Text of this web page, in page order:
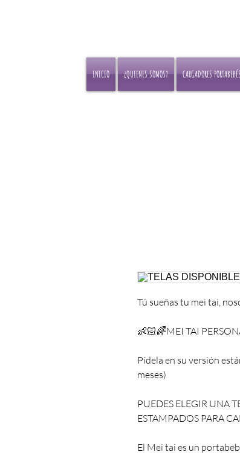
INICIO ¿QUIENES SOMOS? CARGADORES
Tú sueñas tu mei tai,
👶🏻🌈MEI TAI
Pídela en su versión
meses)
PUEDES ELEGIR UNA
ESTAMPADOS PARA
El Mei tai es un